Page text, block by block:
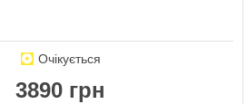
Очікується
3890 грн